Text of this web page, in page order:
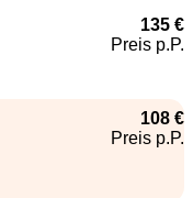
135 €
Preis p.P.
108 €
Preis p.P.